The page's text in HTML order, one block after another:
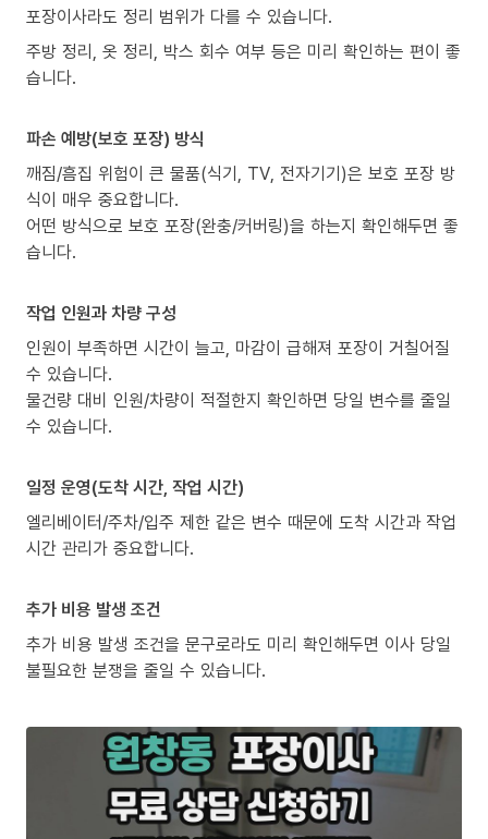
포장이사라도 정리 범위가 다를 수 있습니다.
주방 정리, 옷 정리, 박스 회수 여부 등은 미리 확인하는 편이 좋
습니다.
파손 예방(보호 포장) 방식
깨짐/흠집 위험이 큰 물품(식기, TV, 전자기기)은 보호 포장 방
식이 매우 중요합니다.
어떤 방식으로 보호 포장(완충/커버링)을 하는지 확인해두면 좋
습니다.
작업 인원과 차량 구성
인원이 부족하면 시간이 늘고, 마감이 급해져 포장이 거칠어질
수 있습니다.
물건량 대비 인원/차량이 적절한지 확인하면 당일 변수를 줄일
수 있습니다.
일정 운영(도착 시간, 작업 시간)
엘리베이터/주차/입주 제한 같은 변수 때문에 도착 시간과 작업
시간 관리가 중요합니다.
추가 비용 발생 조건
추가 비용 발생 조건을 문구로라도 미리 확인해두면 이사 당일
불필요한 분쟁을 줄일 수 있습니다.